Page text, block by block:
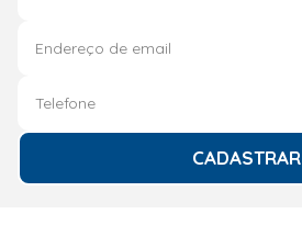
CADASTRAR